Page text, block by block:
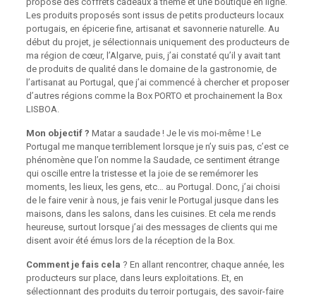
Les produits proposés sont issus de petits producteurs locaux
portugais, en épicerie fine, artisanat et savonnerie naturelle. Au
début du projet, je sélectionnais uniquement des producteurs de
ma région de cœur, l’Algarve, puis, j’ai constaté qu’il y avait tant
de produits de qualité dans le domaine de la gastronomie, de
l’artisanat au Portugal, que j’ai commencé à chercher et proposer
d’autres régions comme la Box PORTO et prochainement la Box
LISBOA.
Mon objectif ? Matar a saudade ! Je le vis moi-même ! Le
Portugal me manque terriblement lorsque je n’y suis pas, c’est ce
phénomène que l’on nomme la Saudade, ce sentiment étrange
qui oscille entre la tristesse et la joie de se remémorer les
moments, les lieux, les gens, etc… au Portugal. Donc, j’ai choisi
de le faire venir à nous, je fais venir le Portugal jusque dans les
maisons, dans les salons, dans les cuisines. Et cela me rends
heureuse, surtout lorsque j’ai des messages de clients qui me
disent avoir été émus lors de la réception de la Box.
Comment je fais cela ? En allant rencontrer, chaque année, les
producteurs sur place, dans leurs exploitations. Et, en
sélectionnant des produits du terroir portugais, des savoir-faire